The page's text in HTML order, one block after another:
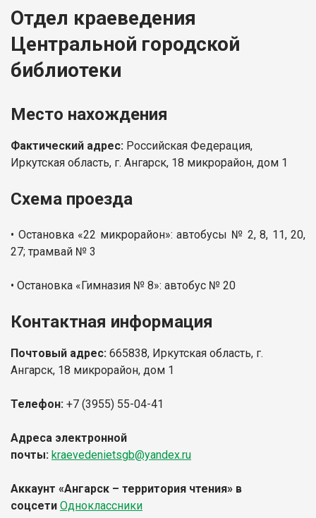
Отдел краеведения
Центральной городской
библиотеки
Место нахождения
Фактический адрес: Российская Федерация,
Иркутская область, г. Ангарск, 18 микрорайон, дом 1
Схема проезда
• Остановка «22 микрорайон»: автобусы № 2, 8, 11, 20,
27; трамвай № 3
• Остановка «Гимназия № 8»: автобус № 20
Контактная информация
Почтовый адрес: 665838, Иркутская область, г.
Ангарск, 18 микрорайон, дом 1
Телефон: +7 (3955) 55-04-41
Адреса электронной
почты: kraevedenietsgb@yandex.ru
Аккаунт «Ангарск – территория чтения» в
соцсети Одноклассники